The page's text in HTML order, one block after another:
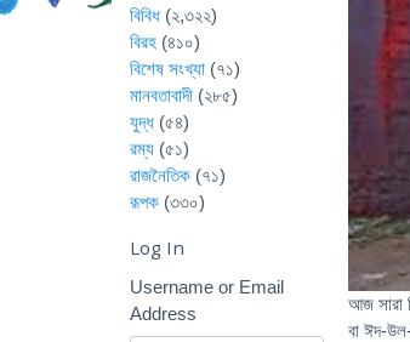
আজ সারা
বা ঈদ-
বিবিধ (২,৩২২)
বিরহ (৪১০)
বিশেষ সংখ্যা (৭১)
মানবতাবাদী (২৮৫)
যুদ্ধ (৫৪)
রম্য (৫১)
রাজনৈতিক (৭১)
রূপক (৩৩০)
Log In
Username or Email
Address